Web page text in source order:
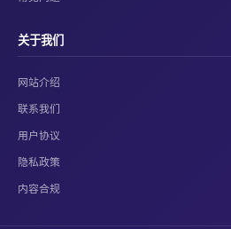
关于我们
网站介绍
联系我们
用户协议
隐私政策
内容合规